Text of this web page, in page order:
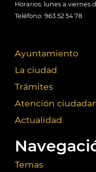
Horarios: lunes a viernes
Teléfono: 963 52 54 78
Ayuntamiento
La ciudad
Trámites
Atención
Actualidad
Temas